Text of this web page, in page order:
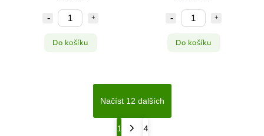
Do košíku Do košíku
Načíst 12 dalších
1 4